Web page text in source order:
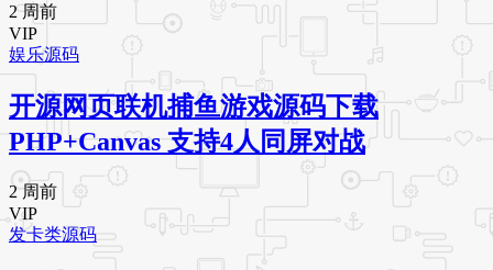
2 周前
VIP
娱乐源码
开源网页联机捕鱼游戏源码下载
PHP+Canvas 支持4人同屏对战
2 周前
VIP
发卡类源码